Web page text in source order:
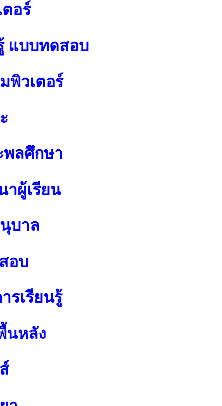
อร์
แบบทดสอบ
พิวเตอร์
ลศึกษา
ผู้เรียน
บาล
อบ
รเรียนรู้
นหลัง